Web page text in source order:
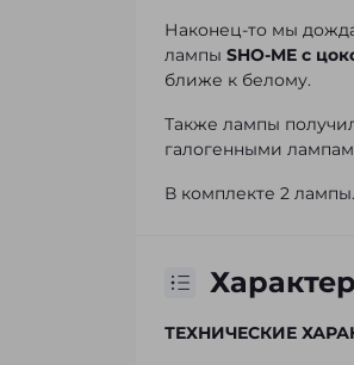
Наконец-то мы
лампы SHO-ME с
ближе к белому.
Также лампы
галогенными
В комплекте 2 лампы.
ТЕХНИЧЕСКИЕ